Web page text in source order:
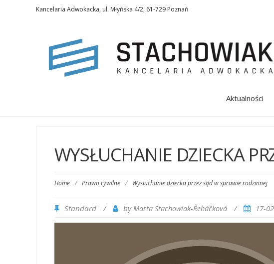
Kancelaria Adwokacka, ul. Młyńska 4/2, 61-729 Poznań
Aktualności
WYSŁUCHANIE DZIECKA
Home / Prawo cywilne / Wysłuchanie dziecka przez sąd w sprawie rodzinnej
Standard / byMarta Stachowiak-­Řeháčková / 17-